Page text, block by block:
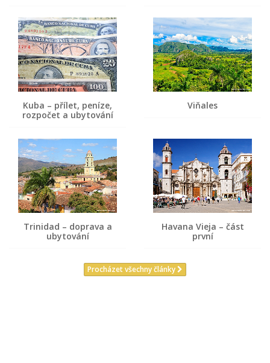
Kuba – přílet, peníze,
rozpočet a ubytování
Viňales
Trinidad – doprava a
ubytování
Havana Vieja – část
první
Procházet všechny články